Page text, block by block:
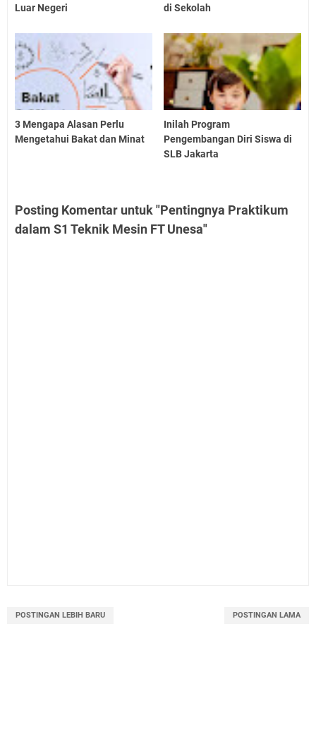
Luar Negeri
di Sekolah
3 Mengapa Alasan Perlu
Mengetahui Bakat dan Minat
Inilah Program
Pengembangan Diri Siswa di
SLB Jakarta
Posting Komentar untuk "Pentingnya Praktikum
dalam S1 Teknik Mesin FT Unesa"
POSTINGAN LEBIH BARU POSTINGAN LAMA